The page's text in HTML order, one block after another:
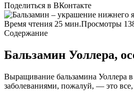
Поделиться в ВКонтакте
Время чтения 25 мин.Просмотры
Содержание
Бальзамин Уоллера,
Выращивание бальзамина Уоллера
заболеваниями, пожалуй, — это все,